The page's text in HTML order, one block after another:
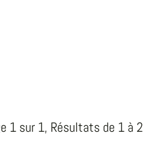
1 sur 1, Résultats de 1 à 2